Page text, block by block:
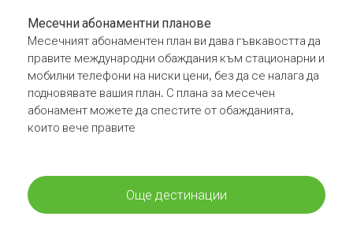
Месечни абонаментни планове
Месечният абонаментен план ви дава гъвкавостта да
правите международни обаждания към стационарни и
мобилни телефони на ниски цени, без да се налага да
подновявате вашия план. С плана за месечен
абонамент можете да спестите от обажданията,
които вече правите
Още дестинации